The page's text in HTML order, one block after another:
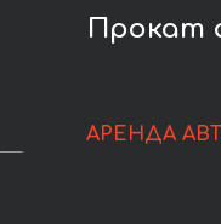
Прокат
АРЕНДА